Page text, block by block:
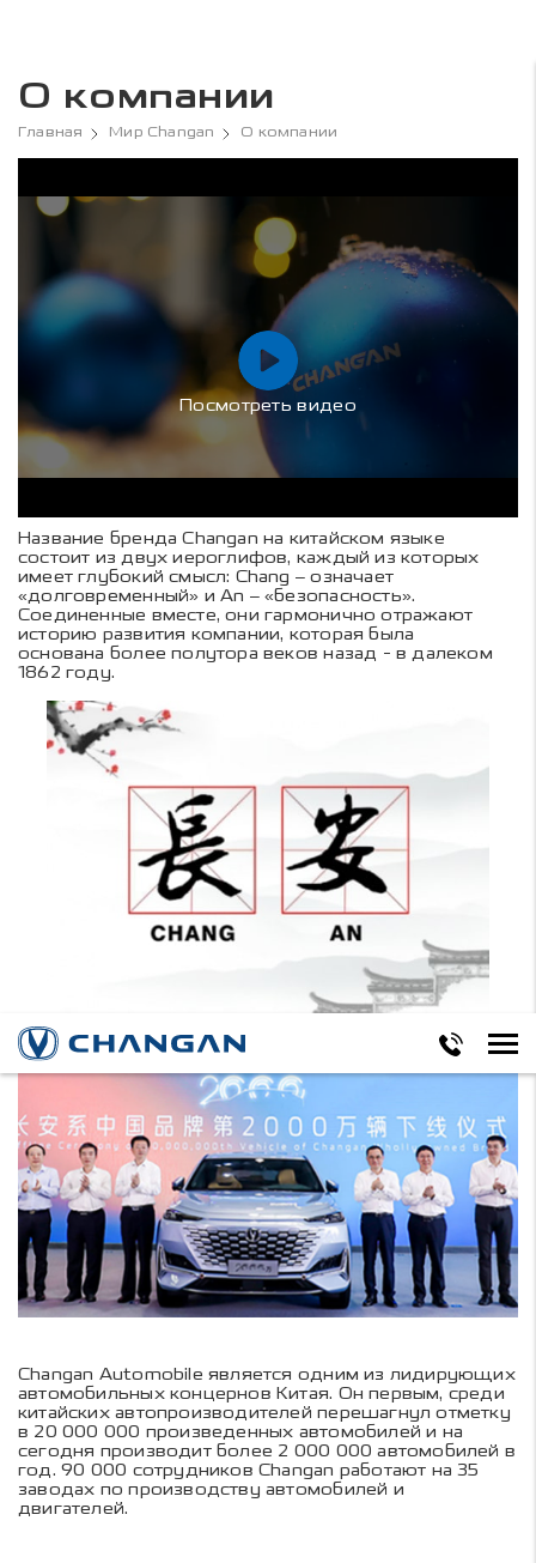
О компании
Главная Мир Changan О компании
Посмотреть видео
Название бренда Changan на китайском языке
состоит из двух иероглифов, каждый из которых
имеет глубокий смысл: Chang – означает
«долговременный» и An – «безопасность».
Соединенные вместе, они гармонично отражают
историю развития компании, которая была
основана более полутора веков назад - в далеком
1862 году.
Changan Automobile является одним из лидирующих
автомобильных концернов Китая. Он первым, среди
китайских автопроизводителей перешагнул отметку
в 20 000 000 произведенных автомобилей и на
сегодня производит более 2 000 000 автомобилей в
год. 90 000 сотрудников Changan работают на 35
заводах по производству автомобилей и
двигателей.